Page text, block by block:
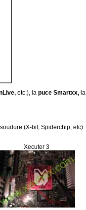
etc.), la puce Smartxx, la
(X-bit, Spiderchip, etc)
Xecuter 3